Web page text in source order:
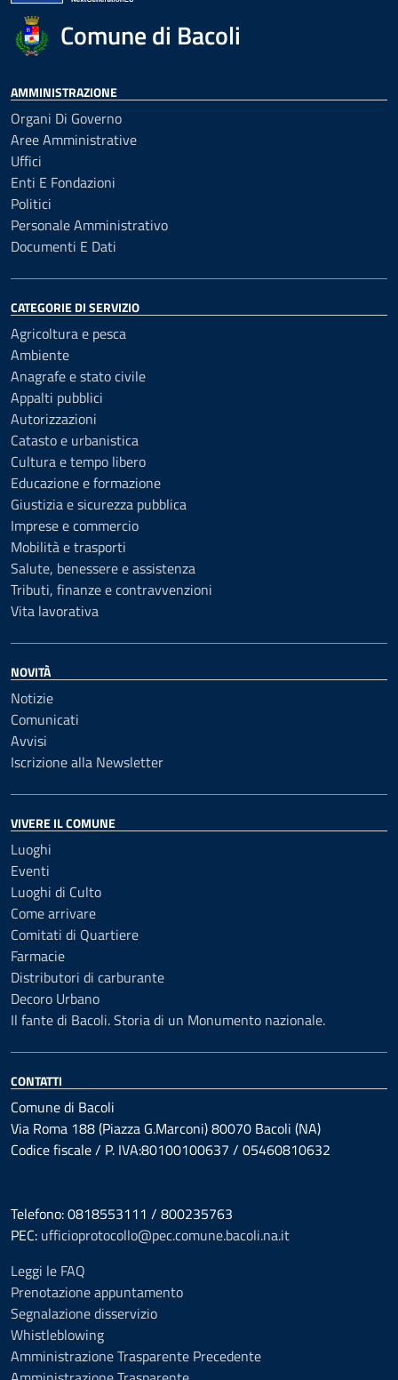
Comune di Bacoli
AMMINISTRAZIONE
Organi Di Governo
Aree Amministrative
Uffici
Enti E Fondazioni
Politici
Personale Amministrativo
Documenti E Dati
CATEGORIE DI SERVIZIO
Agricoltura e pesca
Ambiente
Anagrafe e stato civile
Appalti pubblici
Autorizzazioni
Catasto e urbanistica
Cultura e tempo libero
Educazione e formazione
Giustizia e sicurezza pubblica
Imprese e commercio
Mobilità e trasporti
Salute, benessere e assistenza
Tributi, finanze e contravvenzioni
Vita lavorativa
NOVITÀ
Notizie
Comunicati
Avvisi
Iscrizione alla Newsletter
VIVERE IL COMUNE
Luoghi
Eventi
Luoghi di Culto
Come arrivare
Comitati di Quartiere
Farmacie
Distributori di carburante
Decoro Urbano
Il fante di Bacoli. Storia di un Monumento nazionale.
CONTATTI
Comune di Bacoli
Via Roma 188 (Piazza G.Marconi) 80070 Bacoli (NA)
Codice fiscale / P. IVA:80100100637 / 05460810632
Telefono: 0818553111 / 800235763
PEC: ufficioprotocollo@pec.comune.bacoli.na.it
Leggi le FAQ
Prenotazione appuntamento
Segnalazione disservizio
Whistleblowing
Amministrazione Trasparente Precedente